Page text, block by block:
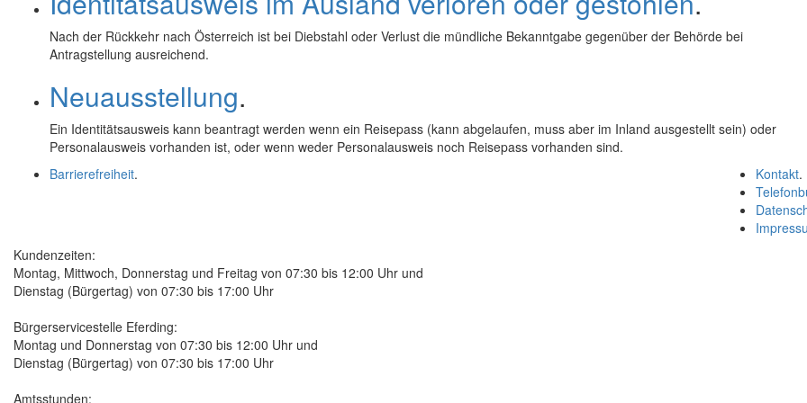
Nach der Rückkehr nach Österreich ist bei Diebstahl oder Verlust die mündliche Bekanntgabe gegenüber der Behörde bei
Antragstellung ausreichend.
Neuausstellung.
Ein Identitätsausweis kann beantragt werden wenn ein Reisepass (kann abgelaufen, muss aber im Inland ausgestellt sein) oder
Personalausweis vorhanden ist, oder wenn weder Personalausweis noch Reisepass vorhanden sind.
Kontakt.
Barrierefreiheit.
Kundenzeiten:
Montag, Mittwoch, Donnerstag und Freitag von 07:30 bis 12:00 Uhr und
Dienstag (Bürgertag) von 07:30 bis 17:00 Uhr
Bürgerservicestelle Eferding:
Montag und Donnerstag von 07:30 bis 12:00 Uhr und
Dienstag (Bürgertag) von 07:30 bis 17:00 Uhr
Amtsstunden: